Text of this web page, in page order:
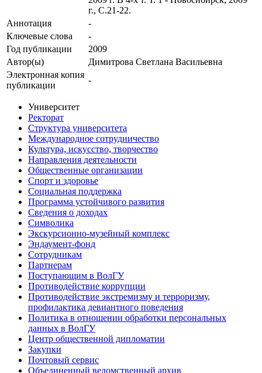
г., С.21-22.
Аннотация
-
Ключевые cлова
-
Год публикации
2009
Автор(ы)
Димитрова Светлана Васильевна
Электронная копия
публикации
-
Университет
Ректорат
Структура университета
Международное сотрудничество
Культура, искусство, творчество
Направления деятельности
Общественные организации
Спорт и здоровье
Социальная поддержка
Программа устойчивого развития
Сведения о доходах
Символика
Экскурсионно-музейный комплекс
Эндаумент-фонд
Сотрудникам
Партнерам
Поступающим в ВолГУ
Противодействие коррупции
Противодействие экстремизму и терроризму,
профилактика девиантного поведения
Политика в отношении обработки персональных
данных в ВолГУ
Центр общественной дипломатии
Закупки
Почтовый сервис
Объединенный ведомственный архив